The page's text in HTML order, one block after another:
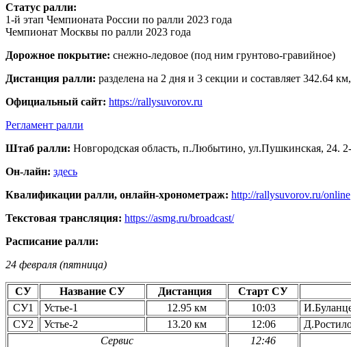
Статус ралли:
1-й этап Чемпионата России по ралли 2023 года
Чемпионат Москвы по ралли 2023 года
Дорожное покрытие: снежно-ледовое (под ним грунтово-гравийное)
Дистанция ралли: разделена на 2 дня и 3 секции и составляет 342.64
Официальный сайт: https://rallysuvorov.ru
Регламент ралли
Штаб ралли: Новгородская область, п.Любытино, ул.Пушкинская, 24.
Он-лайн: здесь
Квалификации ралли, онлайн-хронометраж: http://rallysuvorov.ru/online
Текстовая трансляция: https://asmg.ru/broadcast/
Расписание ралли:
24 февраля (пятница)
СУ Название СУ Дистанция Старт СУ
СУ1
Устье-1 12.95 км 10:03
СУ2
Устье-2 13.20 км 12:06
Сервис
12:46